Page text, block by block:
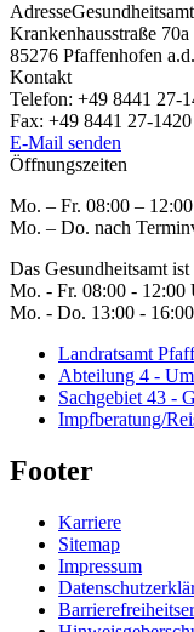
AdresseGesundheitsamt
Krankenhausstraße 70a
85276 Pfaffenhofen
Kontakt
Telefon: +49 8441 27-
Fax: +49 8441 27-1420
E-Mail senden
Öffnungszeiten
Mo. – Fr. 08:00 –
Mo. – Do. nach
Das Gesundheitsamt
Mo. - Fr. 08:00 - 12:00
Mo. - Do. 13:00 -
Landratsamt
Abteilung 4 -
Sachgebiet 43 -
Impfberatung/
Footer
Karriere
Sitemap
Impressum